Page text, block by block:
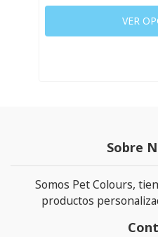
VER
Sobre
Somos Pet Colours,
productos